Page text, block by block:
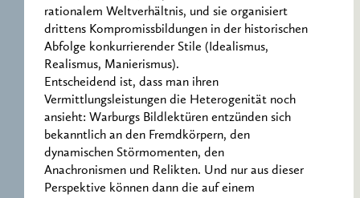
rationalem Weltverhältnis, und sie organisiert
drittens Kompromissbildungen in der historischen
Abfolge konkurrierender Stile (Idealismus,
Realismus, Manierismus).
Entscheidend ist, dass man ihren
Vermittlungsleistungen die Heterogenität noch
ansieht: Warburgs Bildlektüren entzünden sich
bekanntlich an den Fremdkörpern, den
dynamischen Störmomenten, den
Anachronismen und Relikten. Und nur aus dieser
Perspektive können dann die auf einem